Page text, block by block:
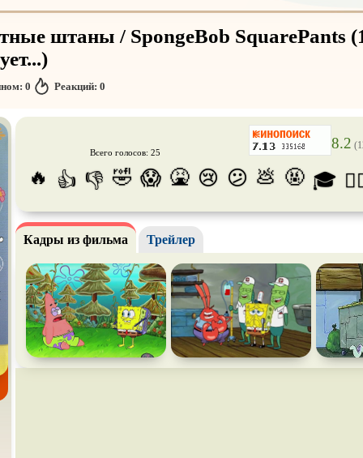
Гении Индийское кино
Комикс Маги и Волшебники
Основанное на
Призраки
Про выживание Про гангстеров Про
Про динозавров Про драконов Про
Про инопланетян
Про корабли и подводные
Про маньяков исерийных
Про мафию Про
Про подростков Про путешествияво
времени
Про
Про самолёты Про собак Про
штаны / SpongeBob SquarePants
0 Реакций: 0
Всего голосов: 25
8.2
🔥 👍 👎 🤣 😱 🤮 😢 😕 💩 🤬 🎓
Кадры из фильма Трейлер